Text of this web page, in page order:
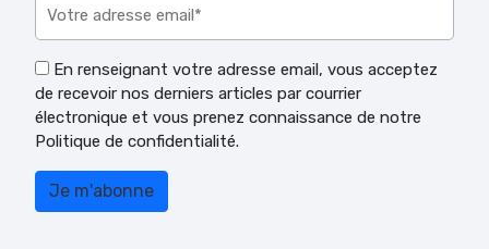
En renseignant votre adresse email, vous acceptez
de recevoir nos derniers articles par courrier
électronique et vous prenez connaissance de notre
Politique de confidentialité.